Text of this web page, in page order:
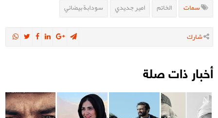
سمات الخاتم امير جديدي سودابة بيضائي
شارك
أخبار ذات صلة